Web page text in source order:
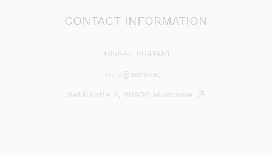
CONTACT INFORMATION
+35845 8041481
info@annival.fi
Setäläntie 2, 40950 Muurame